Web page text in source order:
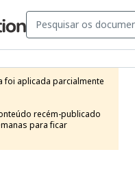
foi aplicada parcialmente
recém-publicado
para ficar